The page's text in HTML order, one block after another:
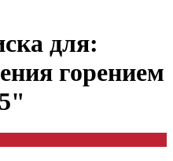
для:
горением